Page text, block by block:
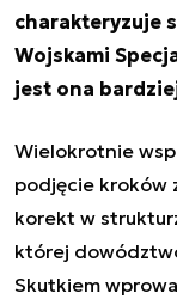
charakteryzuje
Wojskami
jest ona
Wielokrotnie
podjęcie kroków
korekt w
której
Skutkiem